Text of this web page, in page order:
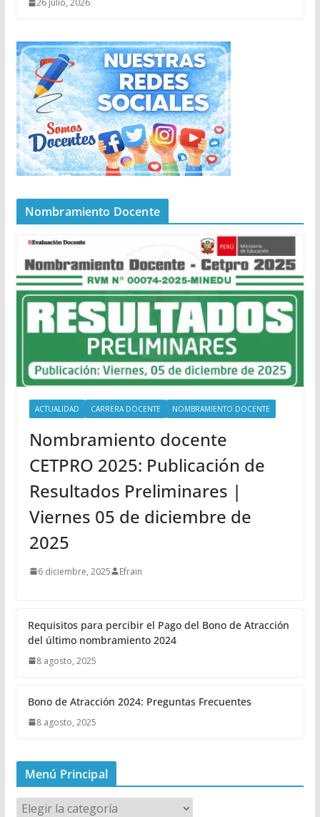
26 julio, 2026
Nombramiento Docente
ACTUALIDAD CARRERA DOCENTE NOMBRAMIENTO DOCENTE
Nombramiento docente
CETPRO 2025: Publicación de
Resultados Preliminares |
Viernes 05 de diciembre de
2025
6 diciembre, 2025 Efrain
Requisitos para percibir el Pago del Bono de Atracción
del último nombramiento 2024
8 agosto, 2025
Bono de Atracción 2024: Preguntas Frecuentes
8 agosto, 2025
Menú Principal
M